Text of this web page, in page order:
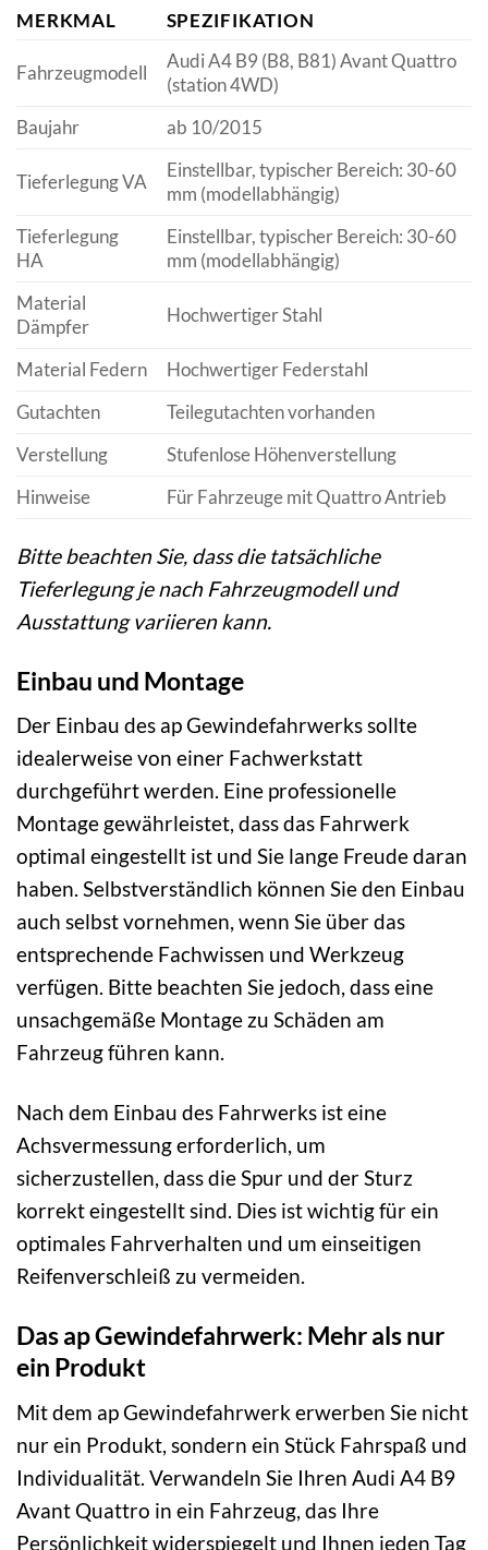
MERKMAL SPEZIFIKATION
Fahrzeugmodell
Audi A4 B9 (B8, B81) Avant Quattro
(station 4WD)
Baujahr
ab 10/2015
Tieferlegung VA
Einstellbar, typischer Bereich: 30-60
mm (modellabhängig)
Tieferlegung
HA
Einstellbar, typischer Bereich: 30-60
mm (modellabhängig)
Material
Dämpfer
Hochwertiger Stahl
Material Federn
Hochwertiger Federstahl
Gutachten
Teilegutachten vorhanden
Verstellung
Stufenlose Höhenverstellung
Hinweise
Für Fahrzeuge mit Quattro Antrieb
Bitte beachten Sie, dass die tatsächliche
Tieferlegung je nach Fahrzeugmodell und
Ausstattung variieren kann.
Einbau und Montage
Der Einbau des ap Gewindefahrwerks sollte
idealerweise von einer Fachwerkstatt
durchgeführt werden. Eine professionelle
Montage gewährleistet, dass das Fahrwerk
optimal eingestellt ist und Sie lange Freude daran
haben. Selbstverständlich können Sie den Einbau
auch selbst vornehmen, wenn Sie über das
entsprechende Fachwissen und Werkzeug
verfügen. Bitte beachten Sie jedoch, dass eine
unsachgemäße Montage zu Schäden am
Fahrzeug führen kann.
Nach dem Einbau des Fahrwerks ist eine
Achsvermessung erforderlich, um
sicherzustellen, dass die Spur und der Sturz
korrekt eingestellt sind. Dies ist wichtig für ein
optimales Fahrverhalten und um einseitigen
Reifenverschleiß zu vermeiden.
Das ap Gewindefahrwerk: Mehr als nur
ein Produkt
Mit dem ap Gewindefahrwerk erwerben Sie nicht
nur ein Produkt, sondern ein Stück Fahrspaß und
Individualität. Verwandeln Sie Ihren Audi A4 B9
Avant Quattro in ein Fahrzeug, das Ihre
Persönlichkeit widerspiegelt und Ihnen jeden Tag